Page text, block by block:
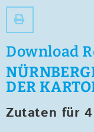
Download
DER
Zutaten für